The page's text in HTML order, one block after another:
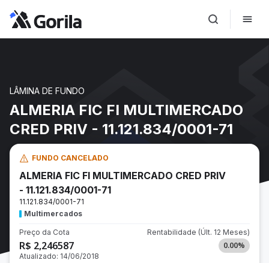
LÂMINA DE FUNDO
ALMERIA FIC FI MULTIMERCADO
CRED PRIV - 11.121.834/0001-71
FUNDO CANCELADO
ALMERIA FIC FI MULTIMERCADO CRED PRIV
- 11.121.834/0001-71
11.121.834/0001-71
Multimercados
Preço da Cota
R$ 2,246587
Atualizado: 14/06/2018
Rentabilidade (Últ. 12 Meses)
0.00%